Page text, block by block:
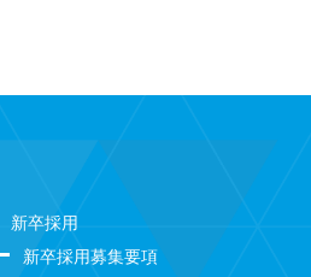
新卒採用
新卒採用募集要項